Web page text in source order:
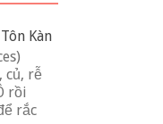
Kàn
củ, rễ
rồi
rắc